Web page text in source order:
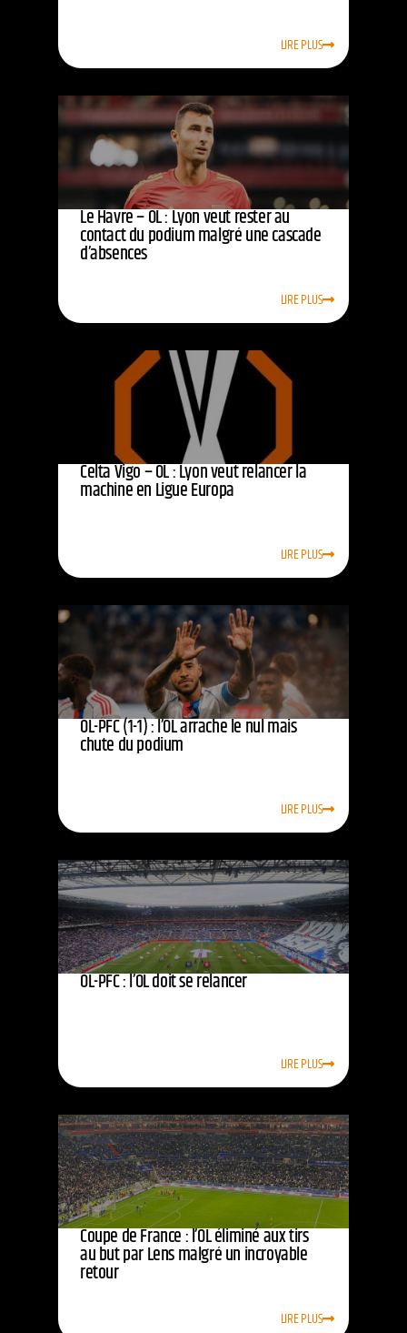
LIRE PLUS
Le Havre – OL : Lyon veut rester au
contact du podium malgré une cascade
d’absences
LIRE PLUS
Celta Vigo – OL : Lyon veut relancer la
machine en Ligue Europa
LIRE PLUS
OL-PFC (1-1) : l’OL arrache le nul mais
chute du podium
LIRE PLUS
OL-PFC : l’OL doit se relancer
LIRE PLUS
Coupe de France : l’OL éliminé aux tirs
au but par Lens malgré un incroyable
retour
LIRE PLUS